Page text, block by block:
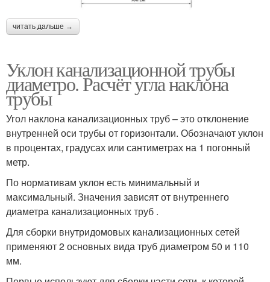
читать дальше →
Уклон канализационной трубы
диаметро. Расчёт угла наклона
трубы
Угол наклона канализационных труб – это отклонение
внутренней оси трубы от горизонтали. Обозначают уклон
в процентах, градусах или сантиметрах на 1 погонный
метр.
По нормативам уклон есть минимальный и
максимальный. Значения зависят от внутреннего
диаметра канализационных труб .
Для сборки внутридомовых канализационных сетей
применяют 2 основных вида труб диаметром 50 и 110
мм.